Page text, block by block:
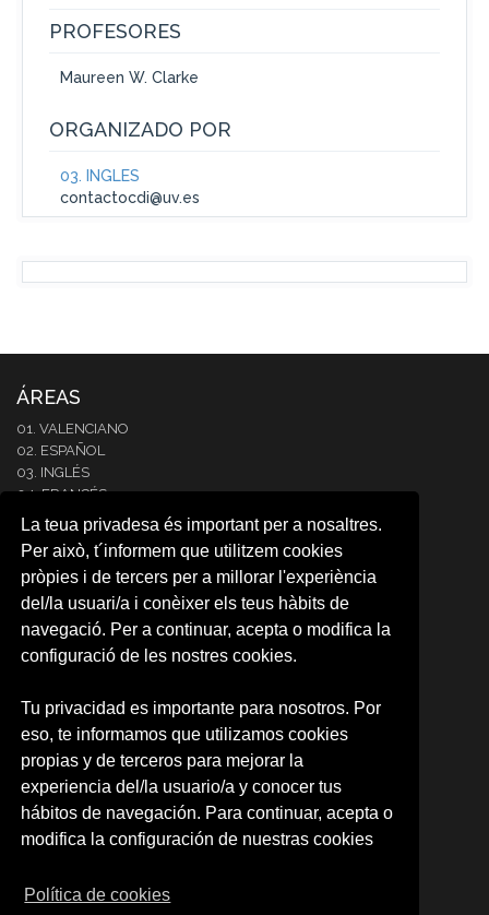
La teua privadesa és important per a nosaltres.
Per això, t´informem que utilitzem cookies
pròpies i de tercers per a millorar l'experiència
del/la usuari/a i conèixer els teus hàbits de
navegació. Per a continuar, acepta o modifica la
configuració de les nostres cookies.
Tu privacidad es importante para nosotros. Por
eso, te informamos que utilizamos cookies
propias y de terceros para mejorar la
experiencia del/la usuario/a y conocer tus
hábitos de navegación. Para continuar, acepta o
modifica la configuración de nuestras cookies
Política de cookies
PROFESORES
Maureen W. Clarke
ORGANIZADO POR
03. INGLÉS
contactocdi@uv.es
ÁREAS
01. VALENCIANO
02. ESPAÑOL
03. INGLÉS
04. FRANCÉS
05. ITALIANO
06. ALEMÁN
07. PORTUGUÉS
08. COREANO
09. ÁRABE
10. JAPONÉS
11. RUSO
12.NEERLANDÉS
14. INTENSIVE SPANISH
CARTA RESERVA DE PLAZA
RESERVA DE PLAZA (CAMPUS)
SOBRE NOSOTROS
Quienes somos
Política de privacidad